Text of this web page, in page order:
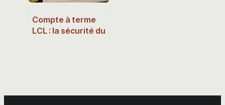
Compte à terme
LCL : la sécurité du